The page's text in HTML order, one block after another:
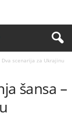
scenarija za Ukrajinu
šansa –